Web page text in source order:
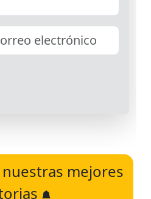
mejores